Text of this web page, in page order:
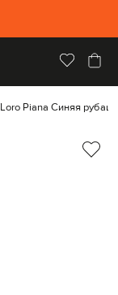
Loro Piana Синяя